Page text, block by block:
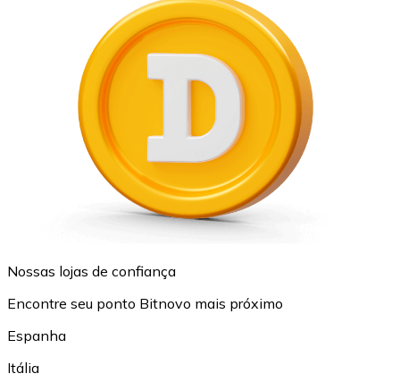
Nossas lojas de confiança
Encontre seu ponto Bitnovo mais próximo
Espanha
Itália